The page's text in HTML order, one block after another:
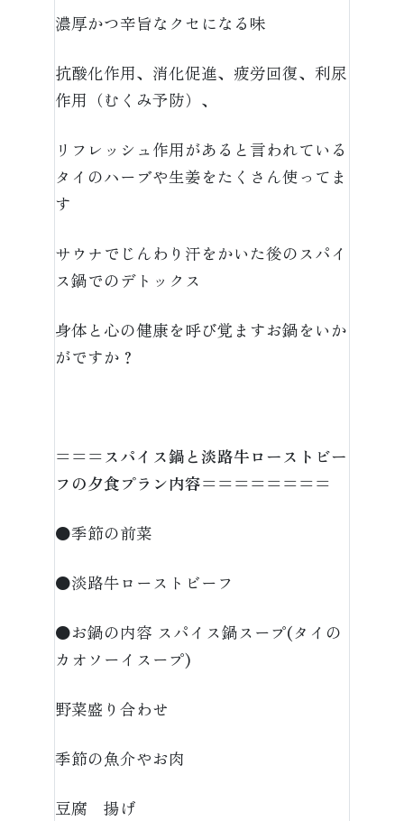
濃厚かつ辛旨なクセになる味
抗酸化作用、消化促進、疲労回復、利尿
作用（むくみ予防）、
リフレッシュ作用があると言われている
タイのハーブや生姜をたくさん使ってま
す
サウナでじんわり汗をかいた後のスパイ
ス鍋でのデトックス
身体と心の健康を呼び覚ますお鍋をいか
がですか？
===スパイス鍋と淡路牛ローストビー
フの夕食プラン内容========
●季節の前菜
●淡路牛ローストビーフ
●お鍋の内容 スパイス鍋スープ(タイの
カオソーイスープ)
野菜盛り合わせ
季節の魚介やお肉
豆腐 揚げ